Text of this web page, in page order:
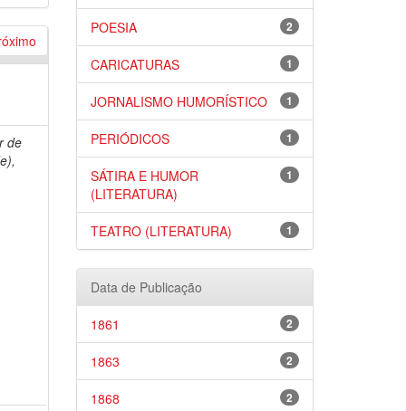
de
2
POESIA
1
CARICATURAS
1
JORNALISMO HUMORÍSTICO
1
PERIÓDICOS
1
SÁTIRA E HUMOR
(LITERATURA)
1
TEATRO (LITERATURA)
Data de Publicação
2
1861
2
1863
2
1868